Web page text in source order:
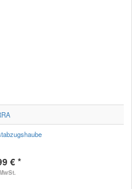
€ *